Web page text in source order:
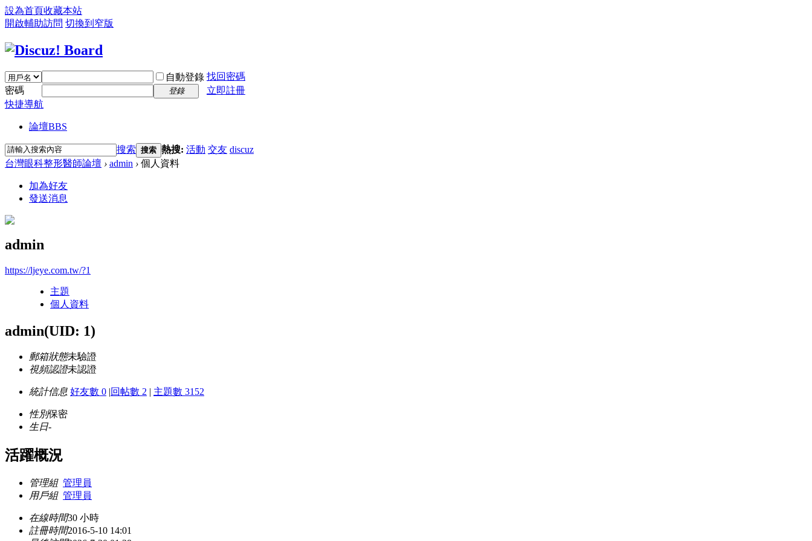
設為首頁收藏本站
開啟輔助訪問 切換到窄版
自動登錄 找回密碼
密碼
登錄
立即註冊
快捷導航
論壇BBS
搜索 搜索 熱搜: 活動 交友 discuz
台灣眼科整形醫師論壇 › admin › 個人資料
加為好友
發送消息
admin
https://ljeye.com.tw/?1
主題
個人資料
admin(UID: 1)
郵箱狀態未驗證
視頻認證未認證
統計信息 好友數 0 |回帖數 2 | 主題數 3152
性別保密
生日-
活躍概況
管理組 管理員
用戶組 管理員
在線時間30 小時
註冊時間2016-5-10 14:01